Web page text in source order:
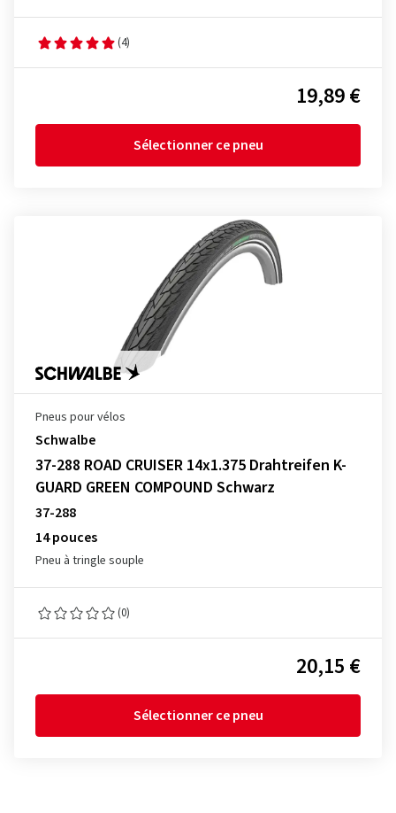
(4)
19,89 €
Sélectionner ce pneu
Pneus pour vélos
Schwalbe
37-288 ROAD CRUISER 14x1.375 Drahtreifen K-
GUARD GREEN COMPOUND Schwarz
37-288
14 pouces
Pneu à tringle souple
(0)
20,15 €
Sélectionner ce pneu